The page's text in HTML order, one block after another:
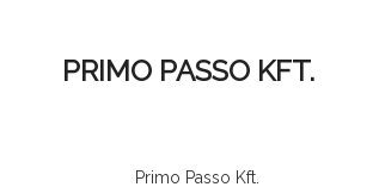
PRIMO PASSO KFT.